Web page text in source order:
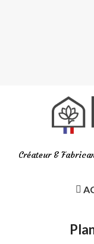
Créateur &